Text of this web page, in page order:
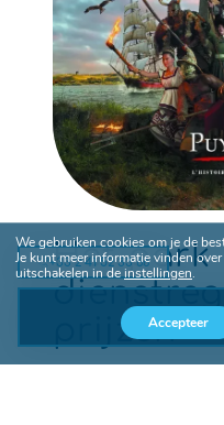
+33 2 41 52 33 66
BOEK
Het park
prijzen
We gebruiken cookies om je de
Je kunt meer informatie vinden
uitschakelen in deinstellingen.
Accepteer